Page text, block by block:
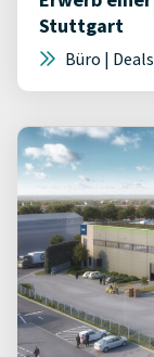
Stuttgart
Büro |